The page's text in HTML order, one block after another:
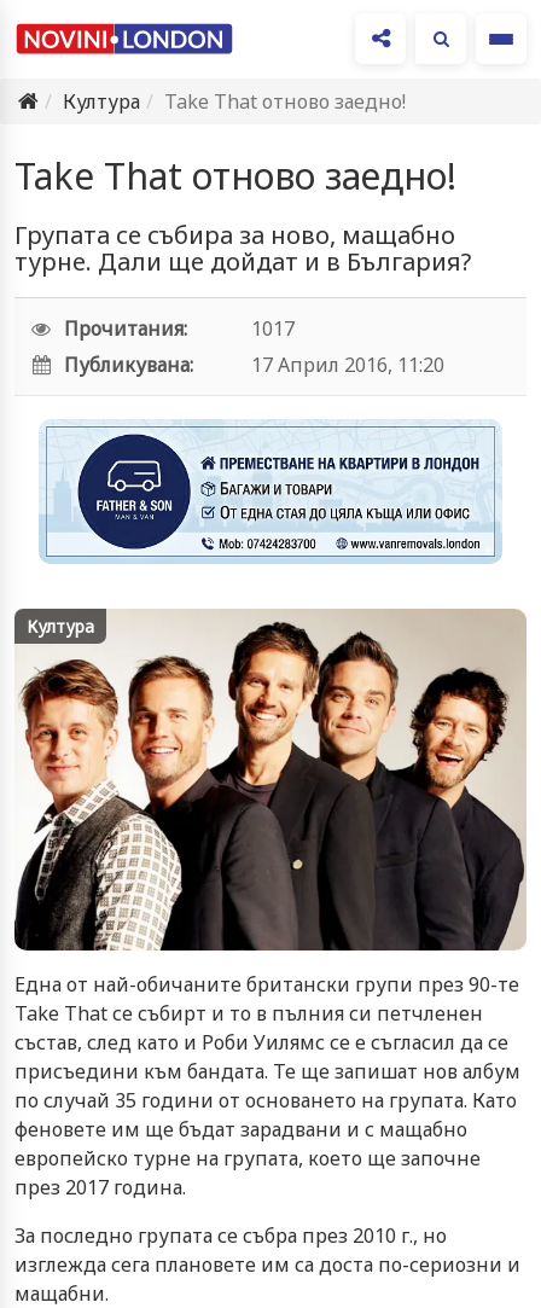
Култура
Take That отново заедно!
Take That отново заедно!
Групата се събира за ново, мащабно
турне. Дали ще дойдат и в България?
Прочитания:
1017
Публикувана:
17 Април 2016, 11:20
Култура
Една от най-обичаните британски групи през 90-те
Take That се събирт и то в пълния си петчленен
състав, след като и Роби Уилямс се е съгласил да се
присъедини към бандата. Те ще запишат нов албум
по случай 35 години от основането на групата. Като
феновете им ще бъдат зарадвани и с мащабно
европейско турне на групата, което ще започне
през 2017 година.
За последно групата се събра през 2010 г., но
изглежда сега плановете им са доста по-сериозни и
мащабни.